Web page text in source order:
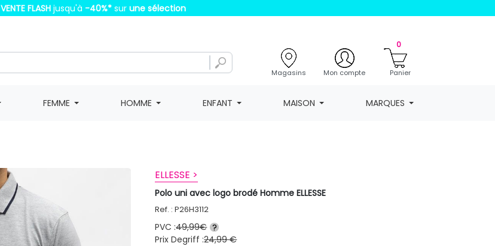
VENTE FLASH jusqu'à -40%* sur une sélection
Magasins Mon compte
0
Panier
FEMME HOMME ENFANT MAISON MARQUES
ELLESSE >
Polo uni avec logo brodé Homme ELLESSE
Ref. : P26H3112
PVC :49,99€ ?
Prix Degriff :24,99 €